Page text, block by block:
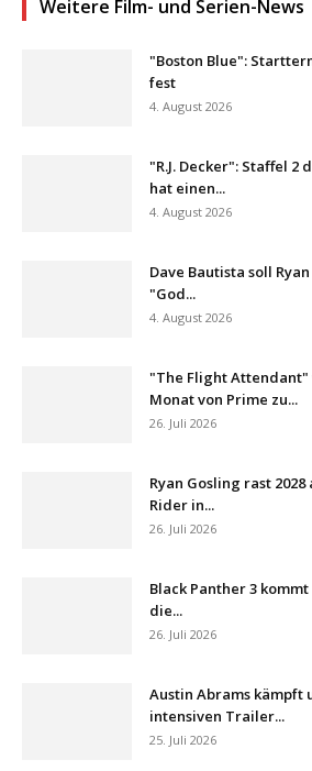
Weitere Film- und Serien-News
"Boston Blue":
fest
4. August 2026
"R.J. Decker": Staffel 2
hat einen...
4. August 2026
Dave Bautista soll
"God...
4. August 2026
"The Flight Attendant"
Monat von Prime zu...
26. Juli 2026
Ryan Gosling rast
Rider in...
26. Juli 2026
Black Panther 3
die...
26. Juli 2026
Austin Abrams kämpft
intensiven Trailer...
25. Juli 2026